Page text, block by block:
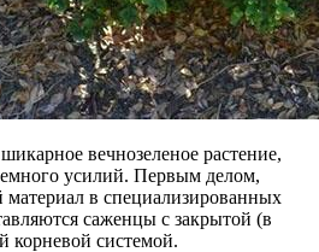
вечнозеленое растение,
усилий. Первым делом,
в специализированных
саженцы с закрытой (в
корневой системой.